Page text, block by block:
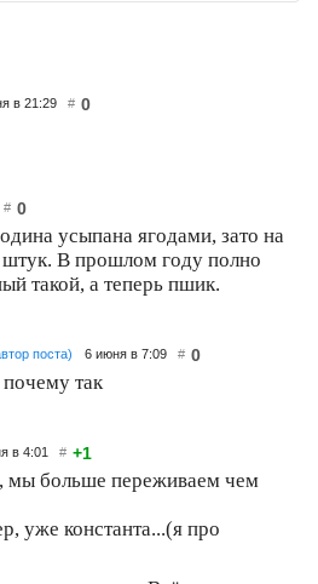
в 21:29 # 0
# 0
усыпана ягодами, зато на
В прошлом году полно
такой, а теперь пшик.
поста) 6 июня в 7:09 # 0
так
в 4:01 # +1
мы больше переживаем чем
уже константа...(я про